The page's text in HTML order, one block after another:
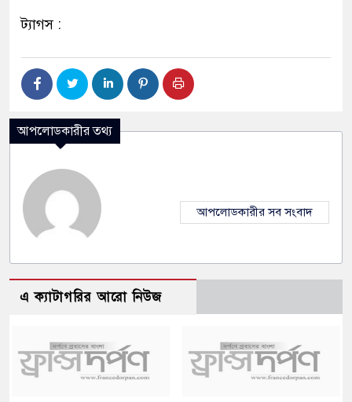
ট্যাগস :
আপলোডকারীর তথ্য
আপলোডকারীর সব সংবাদ
এ ক্যাটাগরির আরো নিউজ